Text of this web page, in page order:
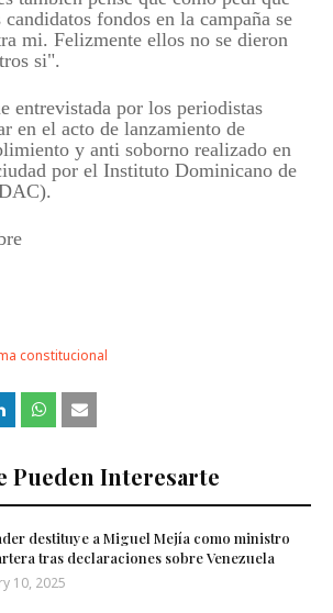
fondos en la campaña se
mi. Felizmente ellos no se dieron
si".
entrevistada por los periodistas
en el acto de lanzamiento de
y anti soborno realizado en
por el Instituto Dominicano de
constitucional
Pueden Interesarte
destituye a Miguel Mejía como ministro
tras declaraciones sobre Venezuela
10, 2025